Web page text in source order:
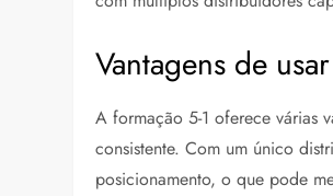
Vantagens de
A formação 5-1 oferece várias
consistente. Com um único
posicionamento, o que pode